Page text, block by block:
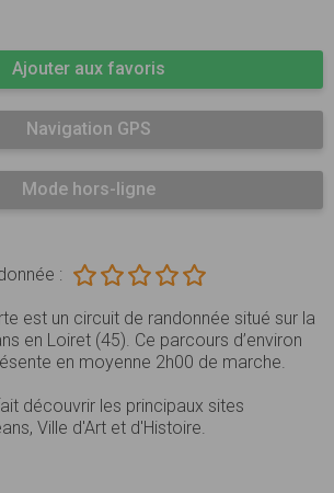
Ajouter aux favoris
Navigation GPS
Mode hors-ligne
:
est un circuit de randonnée situé sur la
en Loiret (45). Ce parcours d’environ
en moyenne 2h00 de marche.
découvrir les principaux sites
Ville d'Art et d'Histoire.